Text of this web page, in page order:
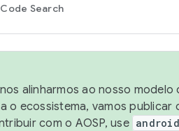
Search
alinharmos ao nosso
o ecossistema, vamos
com o AOSP, use